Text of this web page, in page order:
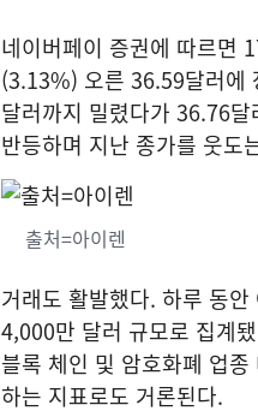
네이버페이 증권에 따르면
(3.13%) 오른 36.59달러에
달러까지 밀렸다가 36.76
반등하며 지난 종가를 웃도
출처=아이렌
거래도 활발했다. 하루 동
4,000만 달러 규모로 집계
블록 체인 및 암호화폐 업
하는 지표로도 거론된다.